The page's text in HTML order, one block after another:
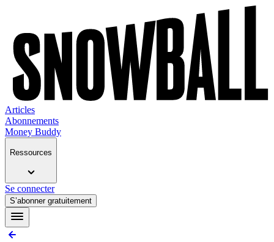
Articles
Abonnements
Money Buddy
Ressources
Se connecter
S’abonner gratuitement